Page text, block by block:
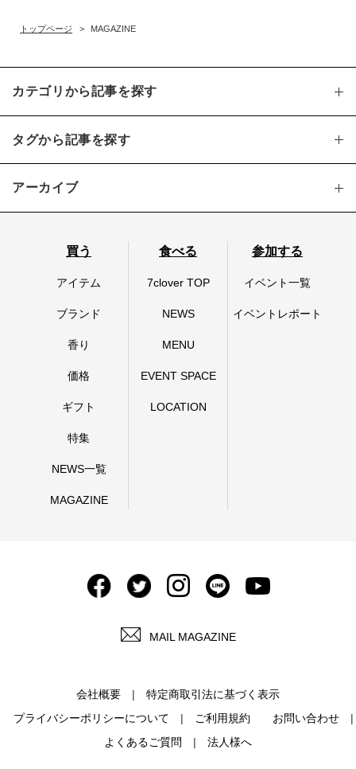
トップページ > MAGAZINE
カテゴリから記事を探す
タグから記事を探す
アーカイブ
買う
アイテム
ブランド
香り
価格
ギフト
特集
NEWS一覧
MAGAZINE
食べる
7clover TOP
NEWS
MENU
EVENT SPACE
LOCATION
参加する
イベント一覧
イベントレポート
MAIL MAGAZINE
会社概要
特定商取引法に基づく表示
プライバシーポリシーについて
ご利用規約
お問い合わせ
よくあるご質問
法人様へ